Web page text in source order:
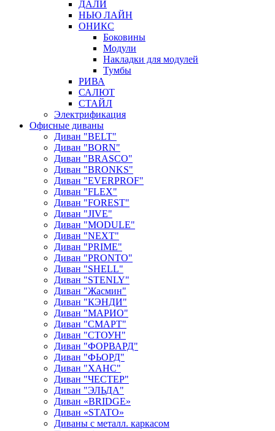
ДАЛИ
НЬЮ ЛАЙН
ОНИКС
Боковины
Модули
Накладки для модулей
Тумбы
РИВА
САЛЮТ
СТАЙЛ
Электрификация
Офисные диваны
Диван "BELT"
Диван "BORN"
Диван "BRASCO"
Диван "BRONKS"
Диван "EVERPROF"
Диван "FLEX"
Диван "FOREST"
Диван "JIVE"
Диван "MODULE"
Диван "NEXT"
Диван "PRIME"
Диван "PRONTO"
Диван "SHELL"
Диван "STENLY"
Диван "Жасмин"
Диван "КЭНДИ"
Диван "МАРИО"
Диван "СМАРТ"
Диван "СТОУН"
Диван "ФОРВАРД"
Диван "ФЬОРД"
Диван "ХАНС"
Диван "ЧЕСТЕР"
Диван "ЭЛЬДА"
Диван «BRIDGE»
Диван «STATO»
Диваны с металл. каркасом